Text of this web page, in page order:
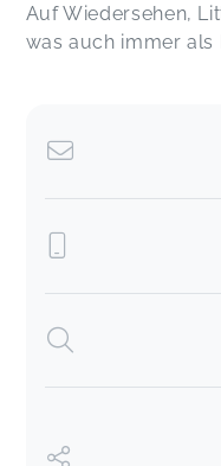
Auf Wiedersehen,
was auch immer als